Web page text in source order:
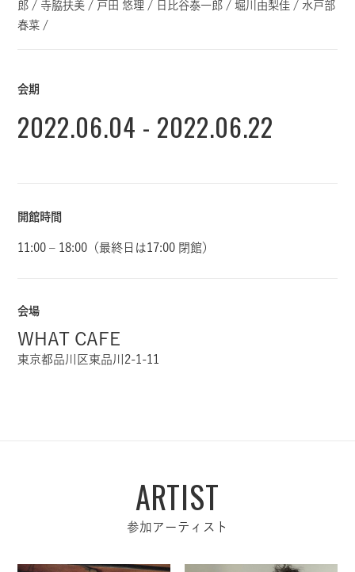
郎 / 寺脇扶美 / 戸田 悠理 / 日比谷泰一郎 / 堀川由梨佳 / 水戸部
春菜 /
会期
2022.06.04 - 2022.06.22
開館時間
11:00 – 18:00（最終日は17:00 閉館）
会場
WHAT CAFE
東京都品川区東品川2-1-11
ARTIST
参加アーティスト